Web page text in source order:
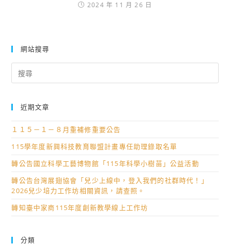
2024 年 11 月 26 日
網站搜尋
for:
近期文章
１１５－１－８月重補修重要公告
115學年度新興科技教育聯盟計畫專任助理錄取名單
轉公告國立科學工藝博物館「115年科學小樹苗」公益活動
轉公告台灣展翅協會「兒少上線中，登入我們的社群時代！」
2026兒少培力工作坊相關資訊，請查照。
轉知臺中家商115年度創新教學線上工作坊
分類